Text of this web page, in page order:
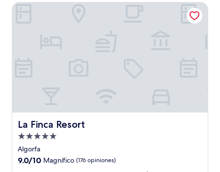
de
La Finca Resort
La Finca Resort
Propiedad
de
5.0
Algorfa
9.0
9.0/10 Magnífico (176 opiniones)
La Finca Resort